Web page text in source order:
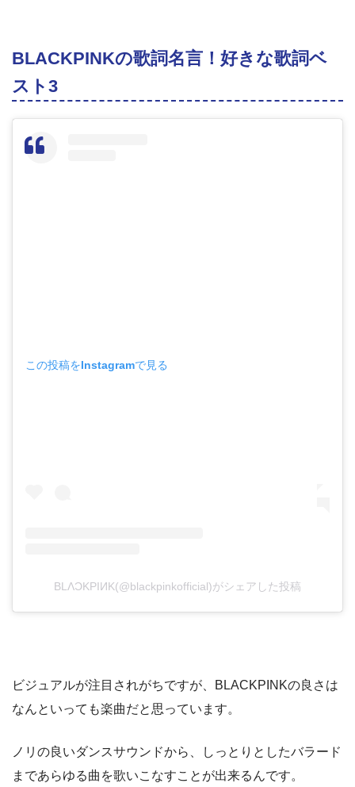
BLACKPINKの歌詞名言！好きな歌詞ベ
スト3
この投稿をInstagramで見る
BLΛƆKPIИK(@blackpinkofficial)がシェアした投稿
ビジュアルが注目されがちですが、BLACKPINKの良さは
なんといっても楽曲だと思っています。
ノリの良いダンスサウンドから、しっとりとしたバラード
まであらゆる曲を歌いこなすことが出来るんです。